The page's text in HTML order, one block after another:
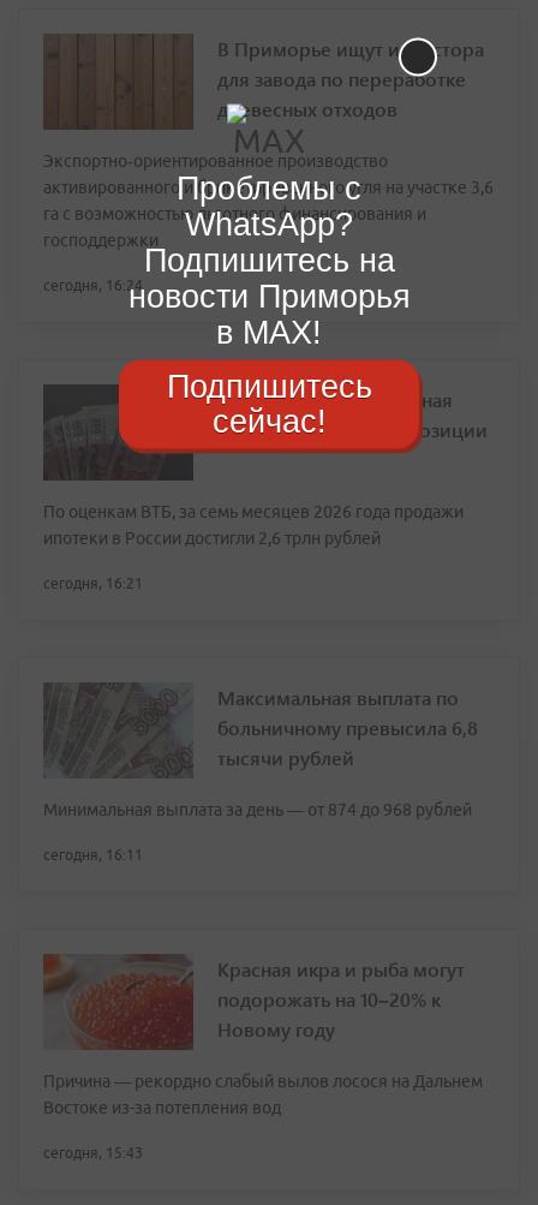
В Приморье ищут инвестора
для завода по переработке
древесных отходов
Экспортно‑ориентированное производство
активированного и брикетированного угля на участке 3,6
га с возможностью льготного финансирования и
господдержки
сегодня, 16:24
Аналитика ВТБ: рыночная
ипотека отыгрывает позиции
По оценкам ВТБ, за семь месяцев 2026 года продажи
ипотеки в России достигли 2,6 трлн рублей
сегодня, 16:21
Максимальная выплата по
больничному превысила 6,8
тысячи рублей
Минимальная выплата за день — от 874 до 968 рублей
сегодня, 16:11
Красная икра и рыба могут
подорожать на 10–20% к
Новому году
Причина — рекордно слабый вылов лосося на Дальнем
Востоке из-за потепления вод
сегодня, 15:43
Проблемы с
WhatsApp?
Подпишитесь на
новости Приморья
в MAX!
Подпишитесь
сейчас!